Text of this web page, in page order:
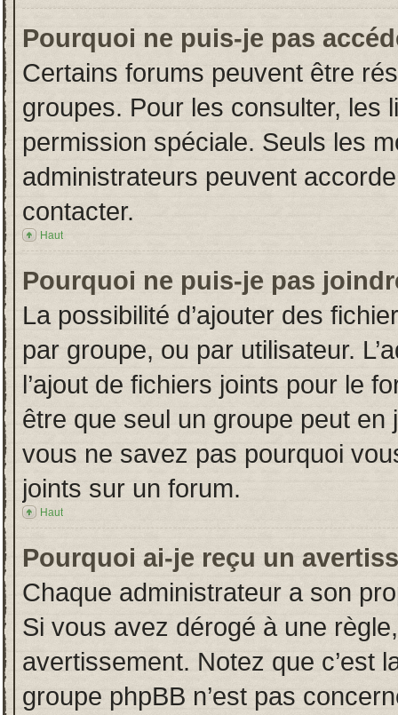
Pourquoi ne puis-je pas
Certains forums peuvent être
groupes. Pour les consulter, les
permission spéciale. Seuls les
administrateurs peuvent
contacter.
Haut
Pourquoi ne puis-je pas
La possibilité d’ajouter des
par groupe, ou par utilisateur.
l’ajout de fichiers joints pour le
être que seul un groupe peut en
vous ne savez pas pourquoi
joints sur un forum.
Haut
Pourquoi ai-je reçu un
Chaque administrateur a son
Si vous avez dérogé à une
avertissement. Notez que c’est
groupe phpBB n’est pas